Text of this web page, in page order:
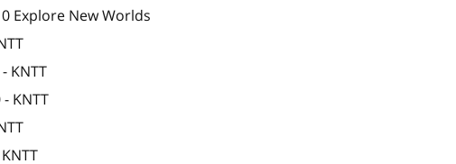
Explore New Worlds
KNTT
KNTT